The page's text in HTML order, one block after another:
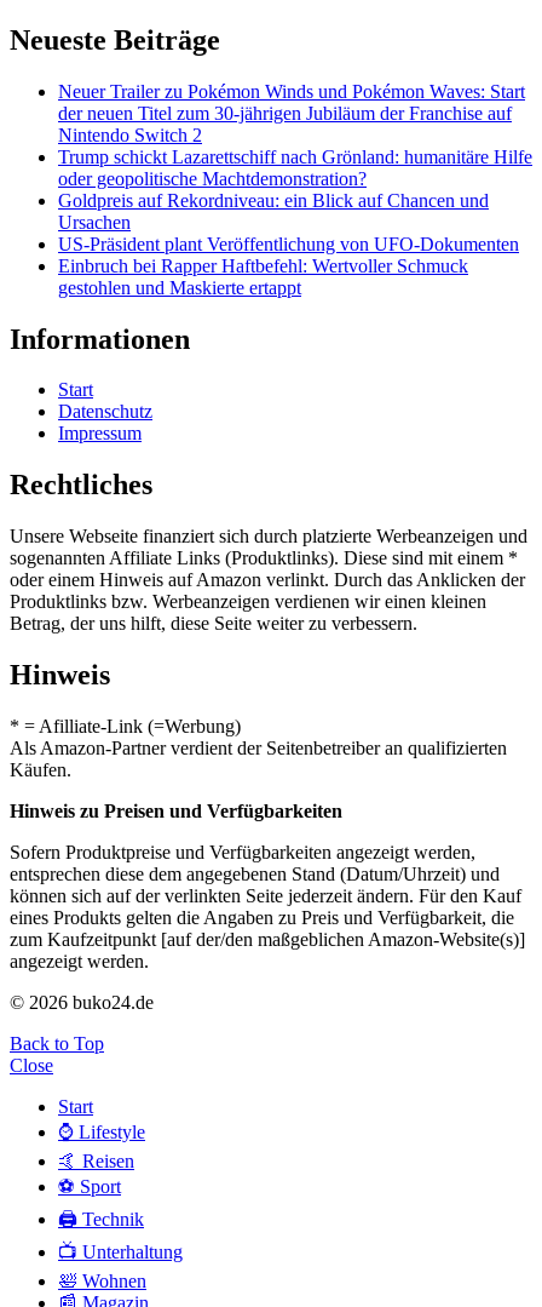
Neueste Beiträge
Neuer Trailer zu Pokémon Winds und Pokémon Waves: Start
der neuen Titel zum 30-jährigen Jubiläum der Franchise auf
Nintendo Switch 2
Trump schickt Lazarettschiff nach Grönland: humanitäre Hilfe
oder geopolitische Machtdemonstration?
Goldpreis auf Rekordniveau: ein Blick auf Chancen und
Ursachen
US-Präsident plant Veröffentlichung von UFO-Dokumenten
Einbruch bei Rapper Haftbefehl: Wertvoller Schmuck
gestohlen und Maskierte ertappt
Informationen
Start
Datenschutz
Impressum
Rechtliches
Unsere Webseite finanziert sich durch platzierte Werbeanzeigen und
sogenannten Affiliate Links (Produktlinks). Diese sind mit einem *
oder einem Hinweis auf Amazon verlinkt. Durch das Anklicken der
Produktlinks bzw. Werbeanzeigen verdienen wir einen kleinen
Betrag, der uns hilft, diese Seite weiter zu verbessern.
Hinweis
* = Afilliate-Link (=Werbung)
Als Amazon-Partner verdient der Seitenbetreiber an qualifizierten
Käufen.
Hinweis zu Preisen und Verfügbarkeiten
Sofern Produktpreise und Verfügbarkeiten angezeigt werden,
entsprechen diese dem angegebenen Stand (Datum/Uhrzeit) und
können sich auf der verlinkten Seite jederzeit ändern. Für den Kauf
eines Produkts gelten die Angaben zu Preis und Verfügbarkeit, die
zum Kaufzeitpunkt [auf der/den maßgeblichen Amazon-Website(s)]
angezeigt werden.
© 2026 buko24.de
Back to Top
Close
Start
⌚️ Lifestyle
🤙 Reisen
⚽️ Sport
🖨️ Technik
📺 Unterhaltung
🛀 Wohnen
📰 Magazin